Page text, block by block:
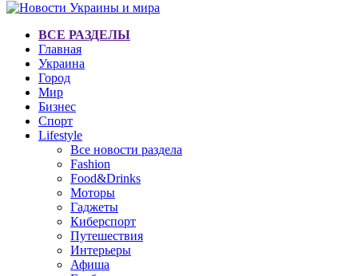
ВСЕ РАЗДЕЛЫ
Главная
Украина
Город
Мир
Бизнес
Спорт
Lifestyle
Все новости раздела
Fashion
Food&Drinks
Моторы
Гаджеты
Киберспорт
Путешествия
Интерьеры
Афиша